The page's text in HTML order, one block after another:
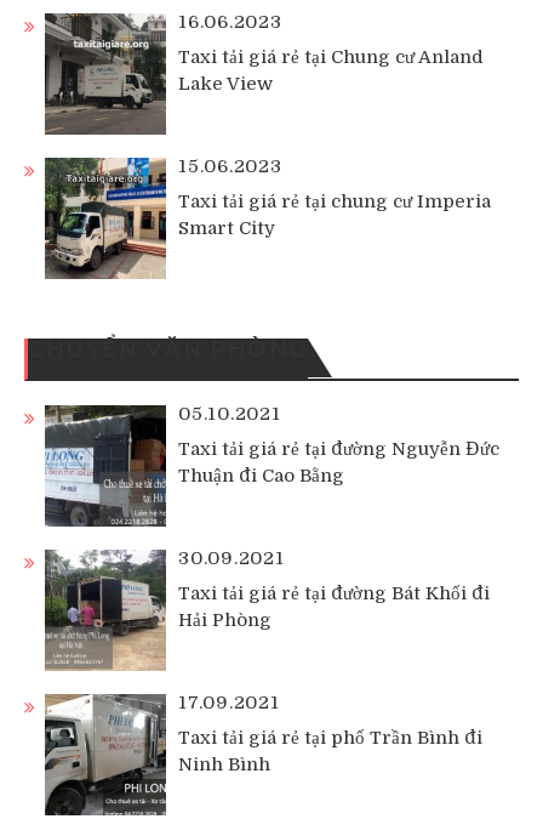
16.06.2023
Taxi tải giá rẻ tại Chung cư Anland
Lake View
15.06.2023
Taxi tải giá rẻ tại chung cư Imperia
Smart City
05.10.2021
Taxi tải giá rẻ tại đường Nguyễn Đức
Thuận đi Cao Bằng
30.09.2021
Taxi tải giá rẻ tại đường Bát Khối đi
Hải Phòng
17.09.2021
Taxi tải giá rẻ tại phố Trần Bình đi
Ninh Bình